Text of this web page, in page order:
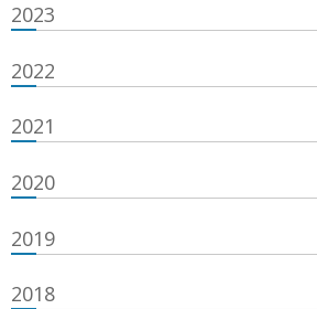
2023
2022
2021
2020
2019
2018